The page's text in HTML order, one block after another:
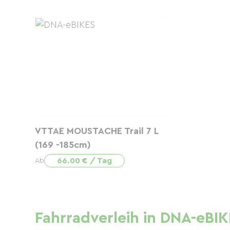
VTTAE MOUSTACHE Trail 7 L
(169 -185cm)
Ab 66.00 € / Tag
Fahrradverleih in DNA-